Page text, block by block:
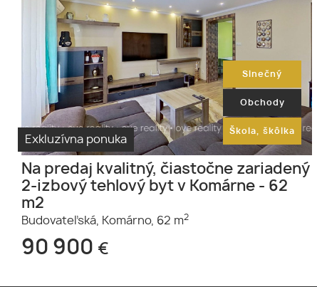
Exkluzívna ponuka
Slnečný
Obchody
Škola, škôlka
Na predaj kvalitný, čiastočne zariadený
2-izbový tehlový byt v Komárne - 62
m2
Budovateľská, Komárno, 62 m2
90 900 €